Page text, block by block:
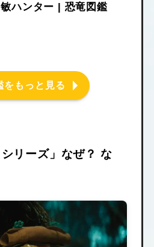
ハンター | 恐竜図鑑
をもっと見る
シリーズ」なぜ？ な